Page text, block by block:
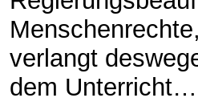
verlangt
dem Unterricht…